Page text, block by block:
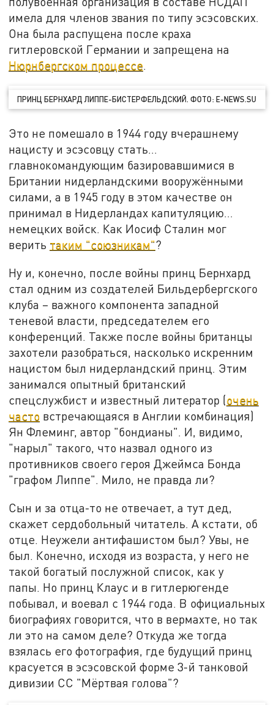
имела для членов звания по типу эсэсовских.
Она была распущена после краха
гитлеровской Германии и запрещена на
Нюрнбергском процессе.
ПРИНЦ БЕРНХАРД ЛИППЕ-БИСТЕРФЕЛЬДСКИЙ. ФОТО: E-NEWS.SU
Это не помешало в 1944 году вчерашнему
нацисту и эсэсовцу стать…
главнокомандующим базировавшимися в
Британии нидерландскими вооружёнными
силами, а в 1945 году в этом качестве он
принимал в Нидерландах капитуляцию…
немецких войск. Как Иосиф Сталин мог
верить таким "союзникам"?
Ну и, конечно, после войны принц Бернхард
стал одним из создателей Бильдербергского
клуба – важного компонента западной
теневой власти, председателем его
конференций. Также после войны британцы
захотели разобраться, насколько искренним
нацистом был нидерландский принц. Этим
занимался опытный британский
спецслужбист и известный литератор (очень
часто встречающаяся в Англии комбинация)
Ян Флеминг, автор "бондианы". И, видимо,
"нарыл" такого, что назвал одного из
противников своего героя Джеймса Бонда
"графом Липпе". Мило, не правда ли?
Сын и за отца-то не отвечает, а тут дед,
скажет сердобольный читатель. А кстати, об
отце. Неужели антифашистом был? Увы, не
был. Конечно, исходя из возраста, у него не
такой богатый послужной список, как у
папы. Но принц Клаус и в гитлерюгенде
побывал, и воевал с 1944 года. В официальных
биографиях говорится, что в вермахте, но так
ли это на самом деле? Откуда же тогда
взялась его фотография, где будущий принц
красуется в эсэсовской форме 3-й танковой
дивизии СС "Мёртвая голова"?